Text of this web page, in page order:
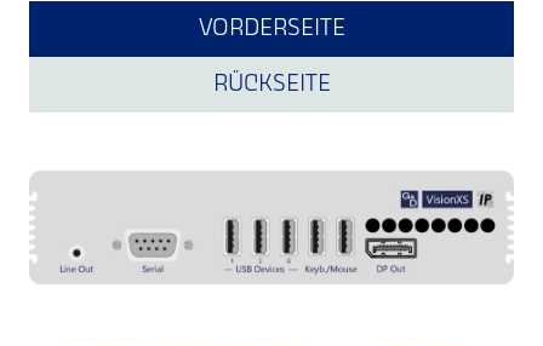
VORDERSEITE
RÜCKSEITE